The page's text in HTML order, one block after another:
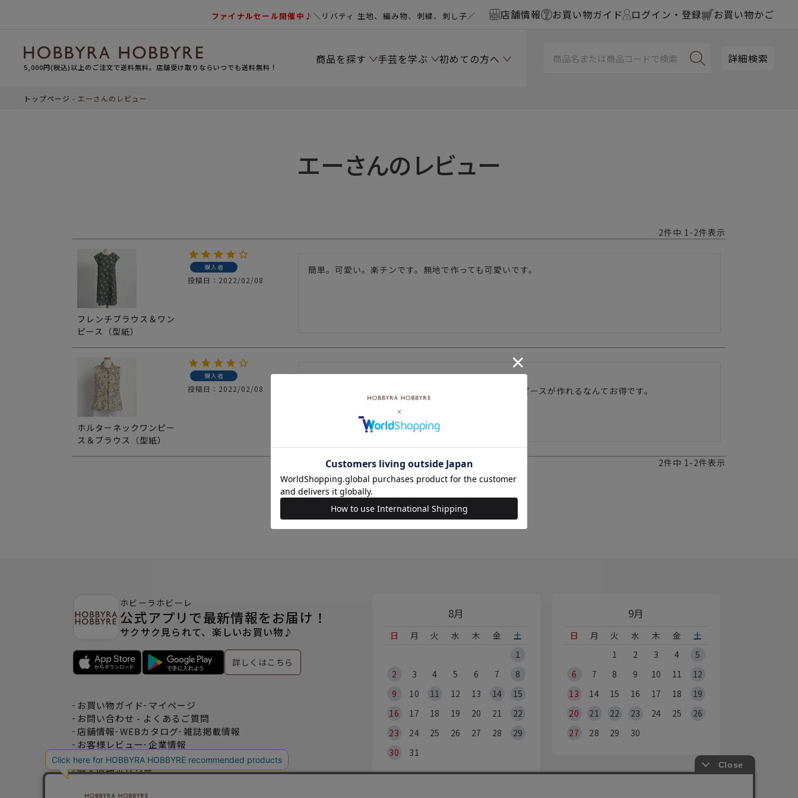
ファイナルセール開催中♪＼リバティ 生地、編み物、刺繍、刺し子／ 店舗情報 お買い物ガイド ログイン・登録 お買い物かご
5,000円(税込)以上のご注文で送料無料。店舗受け取りならいつでも送料無料！
商品を探す 手芸を学ぶ 初めての方へ 詳細検索
トップページ エーさんのレビュー
エーさんのレビュー
2件中 1-2件表示
フレンチブラウス＆ワン
ピース（型紙）
購入者
投稿日 2022/02/08
簡単。可愛い。楽チンです。無地で作っても可愛いです。
ホルターネックワンピー
ス＆ブラウス（型紙）
購入者
投稿日 2022/02/08
分かりやすいし、一枚でブラウス、チュニック、ワンピースが作れるなんてお得です。
私はアラフォーなので、少し着丈を長くしてみました。
2件中 1-2件表示
8月
日 月 火 水 木 金
土
1
2
3 4 5 6 7
8
9
10 11 12 13 14
15
16
17 18 19 20 21
22
23
24 25 26 27 28
29
30
31
9月
日 月 火 水 木 金
土
1
2 3 4
5
6
7 8 9 10 11
12
13
14 15 16 17 18
19
20
21 22 23 24 25
26
27
28 29 30
ホビーラホビーレ
公式アプリで最新情報をお届け！
サクサク見られて、楽しいお買い物♪
詳しくはこちら
お買い物ガイド マイページ
お問い合わせ - よくあるご質問
店舗情報 WEBカタログ 雑誌掲載情報
お客様レビュー 企業情報
特定商取引法表記 利用規約
個人情報ポリシー